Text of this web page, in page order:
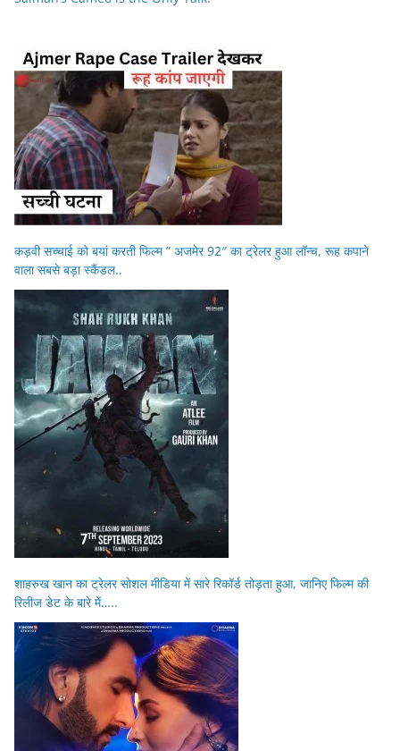
कड़वी सच्चाई को बयां करती फिल्म ” अजमेर 92″ का ट्रेलर हुआ लॉन्च, रूह कपाने
वाला सबसे बड़ा स्कैंडल..
शाहरुख खान का ट्रेलर सोशल मीडिया में सारे रिकॉर्ड तोड़ता हुआ, जानिए फिल्म की
रिलीज डेट के बारे में…..